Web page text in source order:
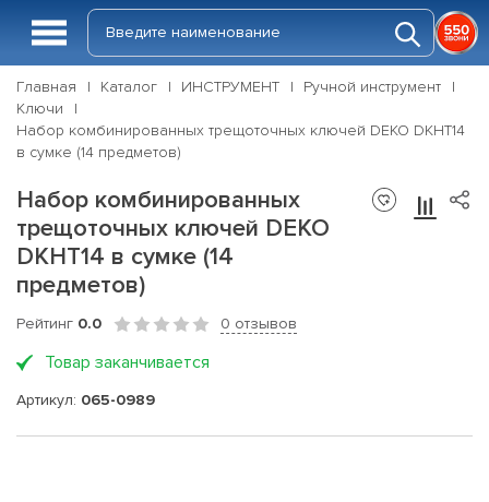
Главная Каталог ИНСТРУМЕНТ
Ручной инструмент
Ключи
Набор комбинированных трещоточных ключей DEKO DKHT14
в сумке (14 предметов)
Набор комбинированных
трещоточных ключей DEKO
DKHT14 в сумке (14
предметов)
Рейтинг 0.0 0 отзывов
Товар заканчивается
Артикул: 065-0989